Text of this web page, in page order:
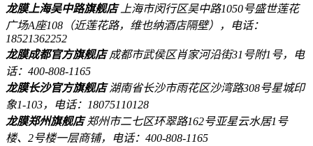
龙膜上海吴中路旗舰店上海市闵行区吴中路1050号盛世莲花
广场A座108（近莲花路，维也纳酒店隔壁），电话：
18521362252
龙膜成都官方旗舰店成都市武侯区肖家河沿街31号附1号，电
话：400-808-1165
龙膜长沙官方旗舰店湖南省长沙市雨花区沙湾路308号星城印
象1-103，电话：18075110128
龙膜郑州旗舰店郑州市二七区环翠路162号亚星云水居1号
楼、2号楼一层商铺，电话：400-808-1165